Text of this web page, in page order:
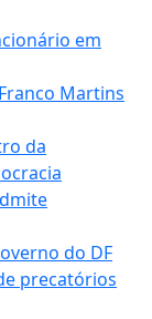
em
Martins
da
do DF
precatórios